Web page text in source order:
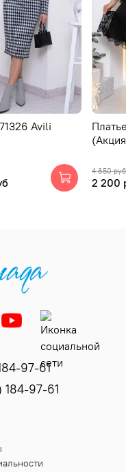
Avili
4 650 руб
2 200
97-61
97-61